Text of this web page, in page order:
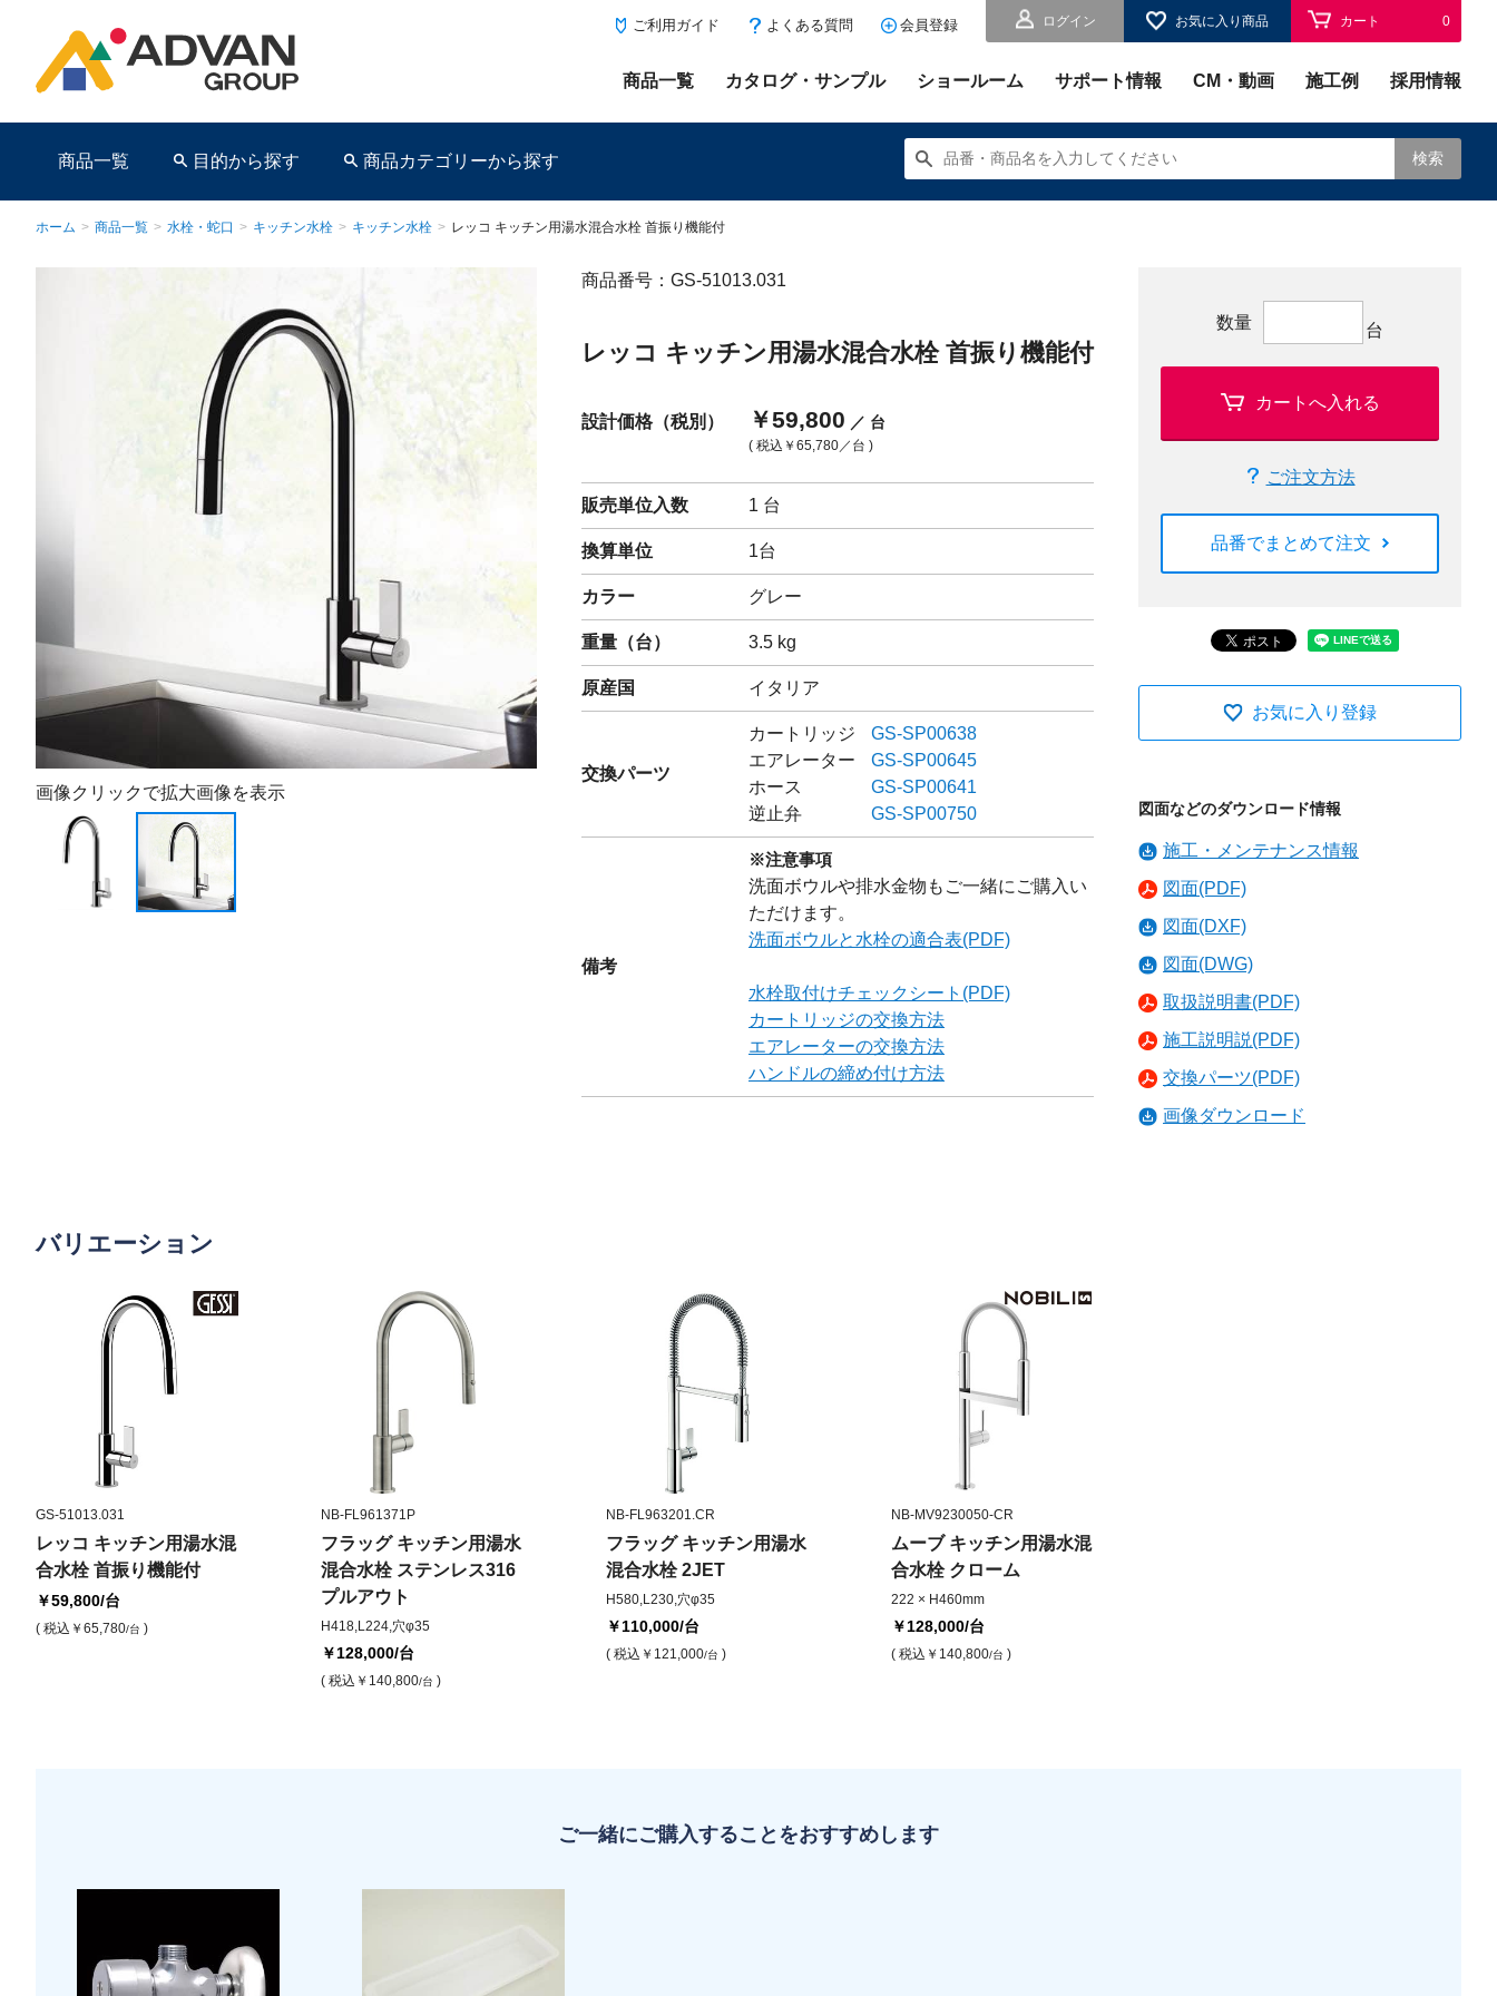
ログイン お気に入り商品 カート 0
ご利用ガイド よくある質問 会員登録
商品一覧 カタログ・サンプル ショールーム サポート情報 CM・動画 施工例 採用情報
商品一覧 目的から探す 商品カテゴリーから探す 検索
商品ページにある「お気に入り登録」を押すと登録した商品がここに表示されます。
ホーム > 商品一覧 > 水栓・蛇口 > キッチン水栓 > キッチン水栓 > レッコ キッチン用湯水混合水栓 首振り機能付
画像クリックで拡大画像を表示
商品番号：GS-51013.031
レッコ キッチン用湯水混合水栓 首振り機能付
設計価格（税別） ￥59,800 ／ 台
( 税込 ￥65,780／台 )
販売単位入数 1 台
換算単位 1台
カラー グレー
重量（台） 3.5 kg
原産国 イタリア
交換パーツ
カートリッジ
GS-SP00638
エアレーター
GS-SP00645
ホース
GS-SP00641
逆止弁
GS-SP00750
備考
※注意事項
洗面ボウルや排水金物もご一緒にご購入い
ただけます。
洗面ボウルと水栓の適合表(PDF)
水栓取付けチェックシート(PDF)
カートリッジの交換方法
エアレーターの交換方法
ハンドルの締め付け方法
数量 台
カートへ入れる
ご注文方法
品番でまとめて注文
お気に入り登録
図面などのダウンロード情報
施工・メンテナンス情報
図面(PDF)
図面(DXF)
図面(DWG)
取扱説明書(PDF)
施工説明説(PDF)
交換パーツ(PDF)
画像ダウンロード
バリエーション
GS-51013.031
レッコ キッチン用湯水混
合水栓 首振り機能付
￥59,800/台
( 税込 ￥65,780/台 )
NB-FL961371P
フラッグ キッチン用湯水
混合水栓 ステンレス316
プルアウト
H418,L224,穴φ35
￥128,000/台
( 税込 ￥140,800/台 )
NB-FL963201.CR
フラッグ キッチン用湯水
混合水栓 2JET
H580,L230,穴φ35
￥110,000/台
( 税込 ￥121,000/台 )
NB-MV9230050-CR
ムーブ キッチン用湯水混
合水栓 クローム
222 × H460mm
￥128,000/台
( 税込 ￥140,800/台 )
ご一緒にご購入することをおすすめします